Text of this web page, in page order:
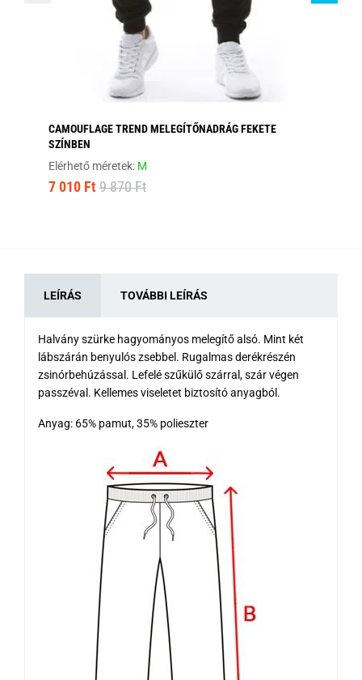
CAMOUFLAGE TREND MELEGÍTŐNADRÁG FEKETE
SZÍNBEN
Elérhető méretek: M
7 010 Ft 9 870 Ft
LEÍRÁS TOVÁBBI LEÍRÁS
Halvány szürke hagyományos melegítő alsó. Mint két
lábszárán benyulós zsebbel. Rugalmas derékrészén
zsinórbehúzással. Lefelé szűkülő szárral, szár végen
passzéval. Kellemes viseletet biztosító anyagból.
Anyag: 65% pamut, 35% polieszter